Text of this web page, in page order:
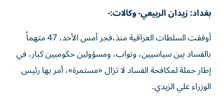
بغداد: زيدان الربيعي- وكالات:-
أوقفت السلطات العراقية منذ،فجر أمس الأحد، 47 متهماً
بالفساد بين سياسيين، ونواب، ومسؤولين حكوميين كبار، في
إطار حملة لمكافحة الفساد لا تزال «مستمرة»، أمر بها رئيس
الوزراء علي الزيدي.